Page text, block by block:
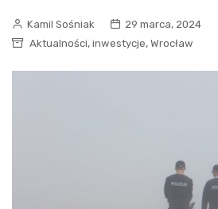
Kamil Sośniak
29 marca, 2024
Aktualności, inwestycje, Wrocław